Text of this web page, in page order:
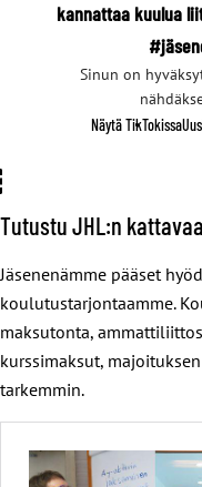
kannattaa kuulua
Sinun on
Näytä TikTokissa
Tutustu JHL:n
Jäsenenämme pääset
koulutustarjontaamme.
maksutonta,
kurssimaksut,
tarkemmin.